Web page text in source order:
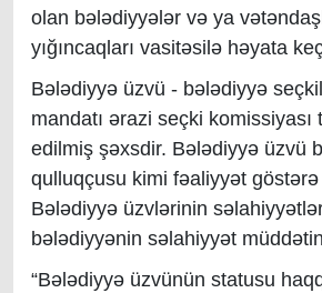
olan bələdiyyələr və ya
yığıncaqları vasitəsilə həyata
Bələdiyyə üzvü - bələdiyyə
mandatı ərazi seçki
edilmiş şəxsdir. Bələdiyyə üzvü
qulluqçusu kimi fəaliyyət
Bələdiyyə üzvlərinin
bələdiyyənin səlahiyyət
“Bələdiyyə üzvünün statusu